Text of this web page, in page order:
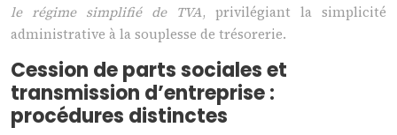
le régime simplifié de TVA, privilégiant la simplicité
administrative à la souplesse de trésorerie.
Cession de parts sociales et
transmission d’entreprise :
procédures distinctes